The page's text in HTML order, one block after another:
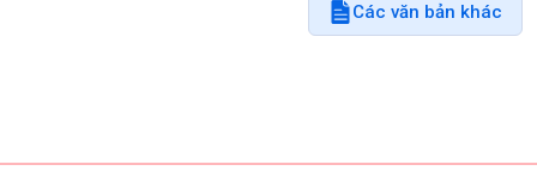
Các văn bản khác